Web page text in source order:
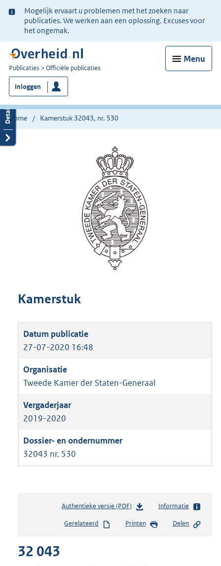
Ter
informatie:
Mogelijk ervaart u problemen met het zoeken naar
publicaties. We werken aan een oplossing. Excuses voor
het ongemak.
Menu
U
bent
nu
hier:
Publicaties Officiële publicaties
Inloggen
Home Kamerstuk 32043, nr. 530
Kamerstuk
27-07-2020 16:48
Tweede Kamer der Staten-Generaal
2019-2020
32043 nr. 530
Authentieke versie (PDF)b
s
Informatie
Gerelateerd Printen Delen
32 043